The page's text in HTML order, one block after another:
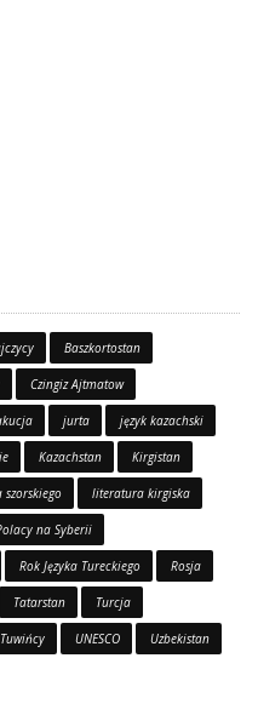
Baszkortostan
Czingiz Ajtmatow
jurta język kazachski
Kazachstan Kirgistan
szorskiego literatura kirgiska
na Syberii
Rok Języka Tureckiego Rosja
Tatarstan Turcja
Tuwińcy UNESCO Uzbekistan